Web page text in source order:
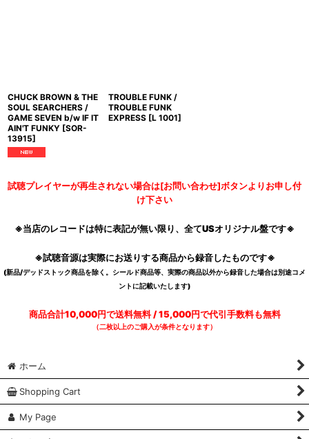
CHUCK BROWN & THE
SOUL SEARCHERS /
GAME SEVEN b/w IF IT
AIN'T FUNKY [SOR-
13915]
TROUBLE FUNK /
TROUBLE FUNK
EXPRESS [L 1001]
試聴プレイヤーが再生されない場合は[お問い合わせ]ボタンよりお申し付
け下さい
※当店のレコードは特に表記が無い限り、全てUSオリジナル盤です※
※試聴音源は実際にお送りする商品から録音したものです※
(新品/デッドストック商品を除く。シールド商品等、実際の商品以外から録音した場合は別途コメ
ントに記載いたします)
商品合計10,000円で送料無料 / 15,000円で代引手数料も無料
（二枚以上のご購入が条件となります）
ホーム
Shopping Cart
My Page